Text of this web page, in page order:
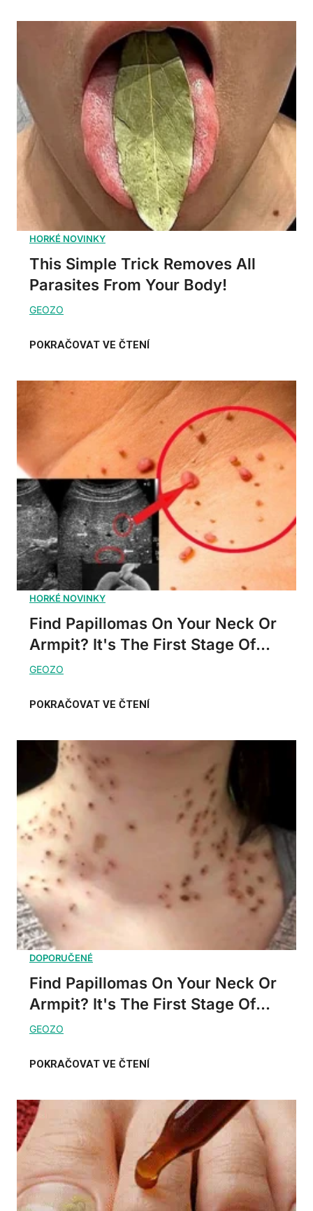
This Simple Trick Removes All
Parasites From Your Body!
Find Papillomas On Your Neck Or
Armpit? It's The First Stage Of...
Find Papillomas On Your Neck Or
Armpit? It's The First Stage Of...